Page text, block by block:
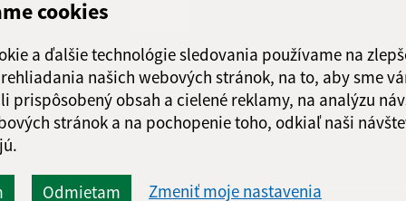
cookies
a ďalšie technológie sledovania používame na
našich webových stránok, na to, aby sme
prispôsobený obsah a cielené reklamy, na analýzu
stránok a na pochopenie toho, odkiaľ naši
Odmietam Zmeniť moje nastavenia
Google reCaptcha Response
Odoslať
správu